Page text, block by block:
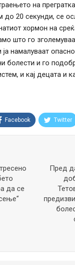
на
до 20 секунди, се
хормон на
што го
ја намалуваат
болести и го
и кај децата и
Facebook Twitter
да се
Пред